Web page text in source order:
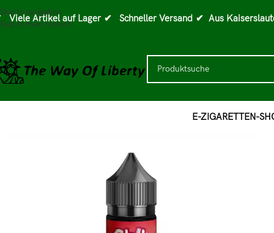
Skip to navigation
Skip to main content
Viele Artikel auf Lager ✔ Schneller Versand ✔ Aus
E-ZIGARETTEN-